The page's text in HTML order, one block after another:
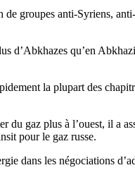
groupes anti-Syriens,
d’Abkhazes qu’en
la plupart des
gaz plus à l’ouest, il a
pour le gaz russe.
dans les négociations